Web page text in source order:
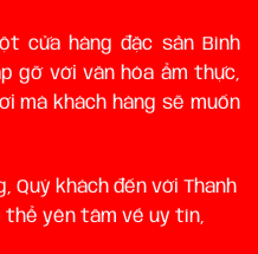
cửa hàng đặc sản Bình
gỡ với văn hóa ẩm thực,
mà khách hàng sẽ muốn
Quý khách đến với Thanh
thể yên tâm về uy tín,